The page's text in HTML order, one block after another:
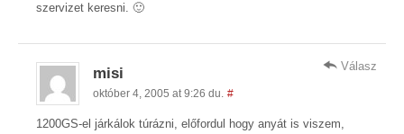
szervizet keresni. 🙂
misi
október 4, 2005 at 9:26 du. #
1200GS-el járkálok túrázni, előfordul hogy anyát is viszem,
Válasz